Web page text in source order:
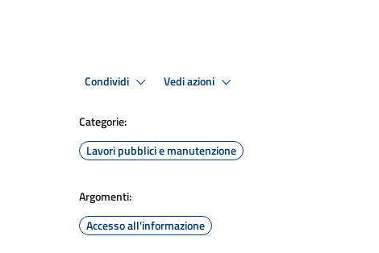
Condividi Vedi azioni
Categorie:
Lavori pubblici e manutenzione
Argomenti:
Accesso all'informazione